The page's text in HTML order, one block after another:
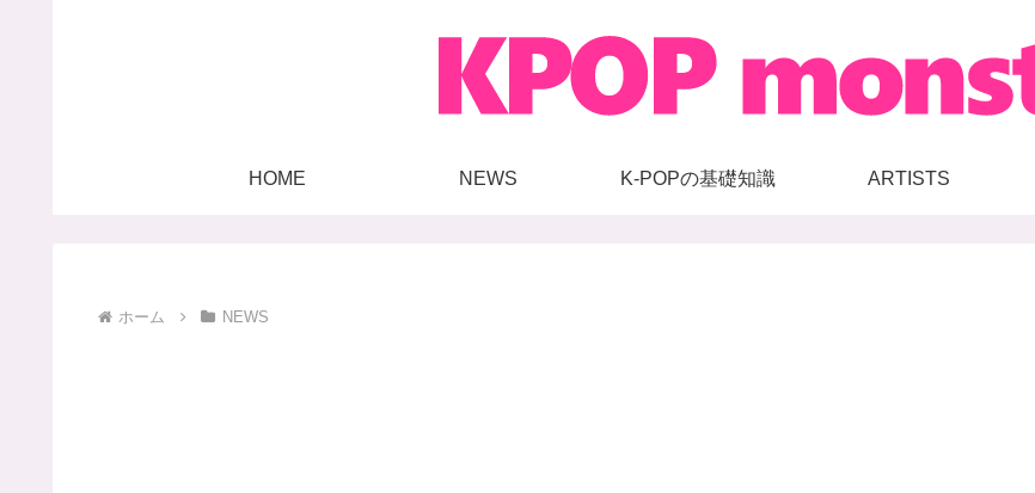
HOME NEWS K-POPの基礎知識 ARTISTS
ホーム NEWS